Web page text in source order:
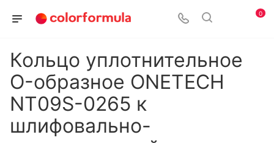
0
Кольцо уплотнительное
O-образное ONETECH
NT09S-0265 к
шлифовально-